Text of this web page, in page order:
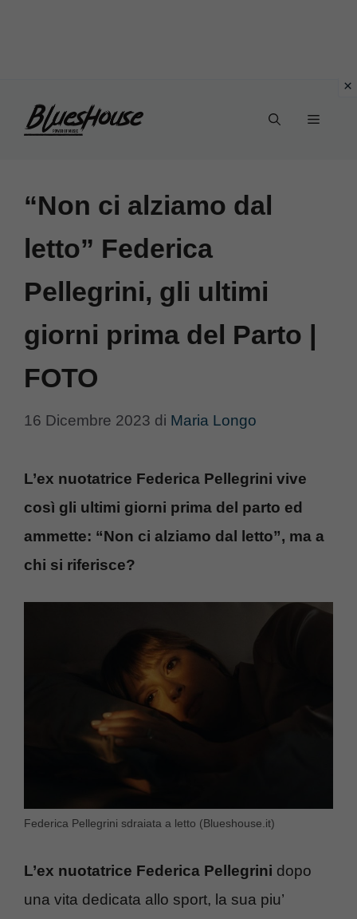
Menu
“Non ci alziamo dal
letto” Federica
Pellegrini, gli ultimi
giorni prima del Parto |
FOTO
16 Dicembre 2023 di Maria Longo
L’ex nuotatrice Federica Pellegrini vive
così gli ultimi giorni prima del parto ed
ammette: “Non ci alziamo dal letto”, ma a
chi si riferisce?
Federica Pellegrini sdraiata a letto (Blueshouse.it)
L’ex nuotatrice Federica Pellegrini dopo
una vita dedicata allo sport, la sua piu’